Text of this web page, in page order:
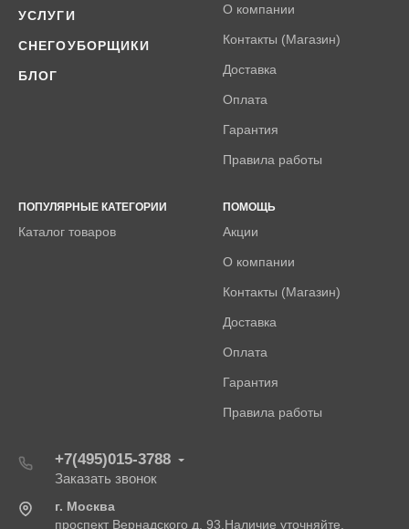
УСЛУГИ
СНЕГОУБОРЩИКИ
БЛОГ
О компании
Контакты (Магазин)
Доставка
Оплата
Гарантия
Правила работы
ПОПУЛЯРНЫЕ КАТЕГОРИИ
Каталог товаров
ПОМОЩЬ
Акции
О компании
Контакты (Магазин)
Доставка
Оплата
Гарантия
Правила работы
+7(495)015-3788
Заказать звонок
г. Москва
проспект Вернадского д. 93.Наличие уточняйте.